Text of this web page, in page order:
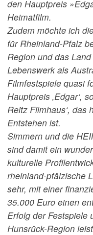
den Hauptpreis
Heimatfilm.
Zudem möchte ich
für Rheinland-Pfalz
Region und das
Lebenswerk als
Filmfestspiele quasi
Hauptpreis ‚Edgar‘,
Reitz Filmhaus‘, das
Entstehen ist.
Simmern und die
sind damit ein
kulturelle
rheinland-pfälzische
sehr, mit einer
35.000 Euro einen
Erfolg der Festspiele
Hunsrück-Region